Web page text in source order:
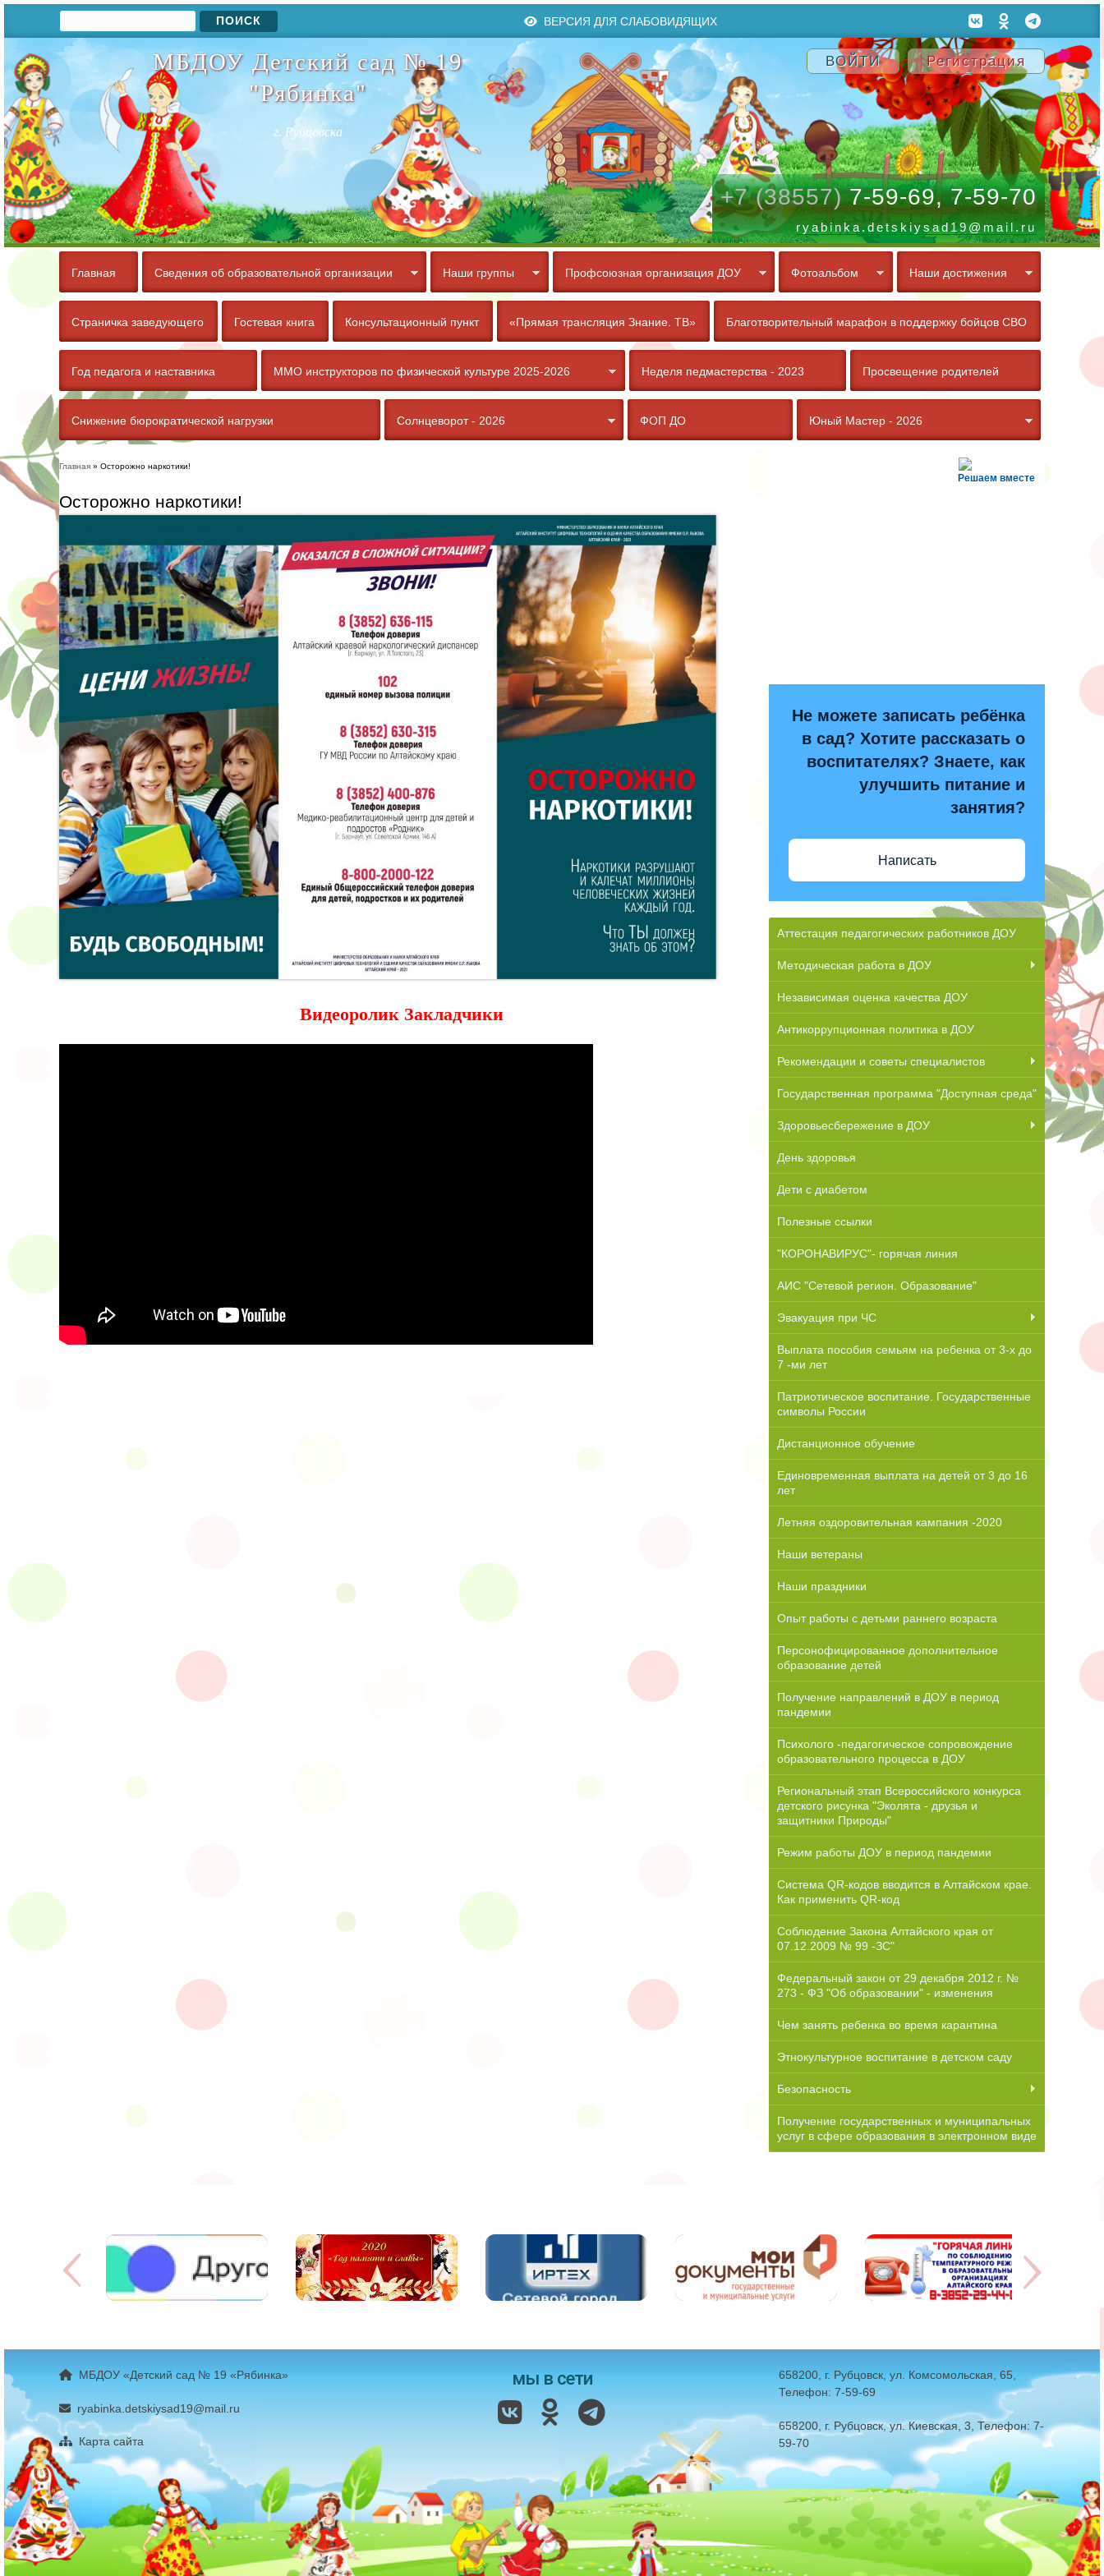
Форма поиска
ВЕРСИЯ ДЛЯ СЛАБОВИДЯЩИХ
МБДОУ Детский сад № 19
"Рябинка"
г. Рубцовска
ВОЙТИ Регистрация
+7 (38557)7-59-69, 7-59-70
ryabinka.detskiysad19@mail.ru
Главная Сведения об образовательной организации Наши группы Профсоюзная организация ДОУ Фотоальбом Наши достижения
Страничка заведующего Гостевая книга Консультационный пункт «Прямая трансляция Знание. ТВ» Благотворительный марафон в поддержку бойцов СВО
Год педагога и наставника ММО инструкторов по физической культуре 2025-2026 Неделя педмастерства - 2023 Просвещение родителей
Снижение бюрократической нагрузки Солнцеворот - 2026 ФОП ДО Юный Мастер - 2026
Решаем вместе
Не можете записать ребёнка
в сад? Хотите рассказать о
воспитателях? Знаете, как
улучшить питание и
занятия?
Написать
Аттестация педагогических работников ДОУ
Методическая работа в ДОУ
Независимая оценка качества ДОУ
Антикоррупционная политика в ДОУ
Рекомендации и советы специалистов
Государственная программа "Доступная среда"
Здоровьесбережение в ДОУ
День здоровья
Дети с диабетом
Полезные ссылки
"КОРОНАВИРУС"- горячая линия
АИС "Сетевой регион. Образование"
Эвакуация при ЧС
Выплата пособия семьям на ребенка от 3-х до
7 -ми лет
Патриотическое воспитание. Государственные
символы России
Дистанционное обучение
Единовременная выплата на детей от 3 до 16
лет
Летняя оздоровительная кампания -2020
Наши ветераны
Наши праздники
Опыт работы с детьми раннего возраста
Персонофицированное дополнительное
образование детей
Получение направлений в ДОУ в период
пандемии
Психолого -педагогическое сопровождение
образовательного процесса в ДОУ
Региональный этап Всероссийского конкурса
детского рисунка "Эколята - друзья и
защитники Природы"
Режим работы ДОУ в период пандемии
Система QR-кодов вводится в Алтайском крае.
Как применить QR-код
Соблюдение Закона Алтайского края от
07.12.2009 № 99 -ЗС"
Федеральный закон от 29 декабря 2012 г. №
273 - ФЗ "Об образовании" - изменения
Чем занять ребенка во время карантина
Этнокультурное воспитание в детском саду
Безопасность
Получение государственных и муниципальных
услуг в сфере образования в электронном виде
Главная » Осторожно наркотики!
Осторожно наркотики!
Видеоролик Закладчики
МБДОУ «Детский сад № 19 «Рябинка»
ryabinka.detskiysad19@mail.ru
Карта сайта
мы в сети
658200, г. Рубцовск, ул. Комсомольская, 65,
Телефон: 7-59-69
658200, г. Рубцовск, ул. Киевская, 3, Телефон: 7-
59-70